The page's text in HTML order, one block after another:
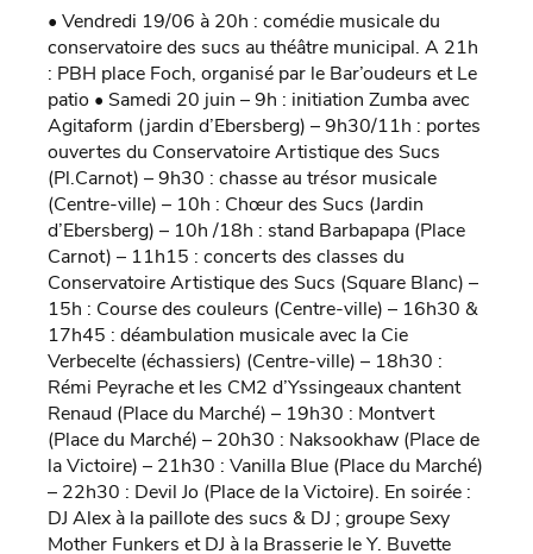
• Vendredi 19/06 à 20h : comédie musicale du
conservatoire des sucs au théâtre municipal. A 21h
: PBH place Foch, organisé par le Bar’oudeurs et Le
patio • Samedi 20 juin – 9h : initiation Zumba avec
Agitaform (jardin d’Ebersberg) – 9h30/11h : portes
ouvertes du Conservatoire Artistique des Sucs
(Pl.Carnot) – 9h30 : chasse au trésor musicale
(Centre-ville) – 10h : Chœur des Sucs (Jardin
d’Ebersberg) – 10h /18h : stand Barbapapa (Place
Carnot) – 11h15 : concerts des classes du
Conservatoire Artistique des Sucs (Square Blanc) –
15h : Course des couleurs (Centre-ville) – 16h30 &
17h45 : déambulation musicale avec la Cie
Verbecelte (échassiers) (Centre-ville) – 18h30 :
Rémi Peyrache et les CM2 d’Yssingeaux chantent
Renaud (Place du Marché) – 19h30 : Montvert
(Place du Marché) – 20h30 : Naksookhaw (Place de
la Victoire) – 21h30 : Vanilla Blue (Place du Marché)
– 22h30 : Devil Jo (Place de la Victoire). En soirée :
DJ Alex à la paillote des sucs & DJ ; groupe Sexy
Mother Funkers et DJ à la Brasserie le Y. Buvette